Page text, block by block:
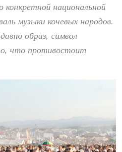
национальной
музыки кочевых народов.
образ, символ
что противостоит